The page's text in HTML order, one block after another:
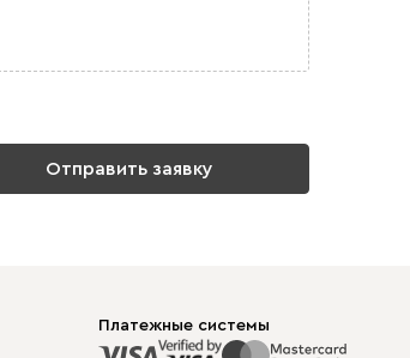
Отправить заявку
Платежные системы